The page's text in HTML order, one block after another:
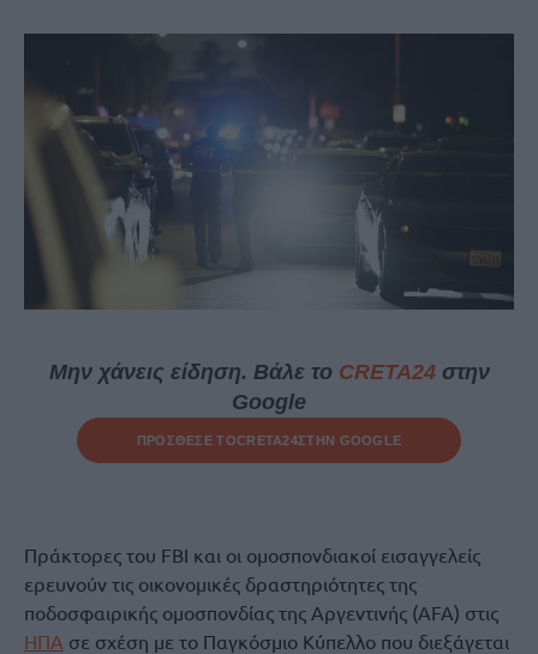
Μην χάνεις είδηση. Βάλε το CRETA24στην
Google
ΠΡΟΣΘΕΣΕ ΤΟCRETA24ΣΤΗΝ GOOGLE
Πράκτορες του FBI και οι ομοσπονδιακοί εισαγγελείς
ερευνούν τις οικονομικές δραστηριότητες της
ποδοσφαιρικής ομοσπονδίας της Αργεντινής (AFA) στις
ΗΠΑ σε σχέση με το Παγκόσμιο Κύπελλο που διεξάγεται